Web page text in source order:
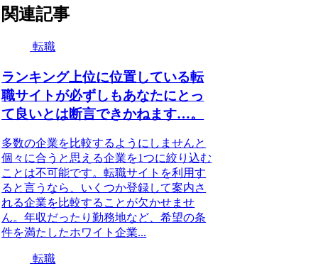
関連記事
転職
ランキング上位に位置している転
職サイトが必ずしもあなたにとっ
て良いとは断言できかねます…。
多数の企業を比較するようにしませんと
個々に合うと思える企業を1つに絞り込む
ことは不可能です。転職サイトを利用す
ると言うなら、いくつか登録して案内さ
れる企業を比較することが欠かせませ
ん。年収だったり勤務地など、希望の条
件を満たしたホワイト企業...
転職